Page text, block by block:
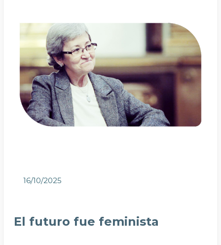
16/10/2025
El futuro fue feminista